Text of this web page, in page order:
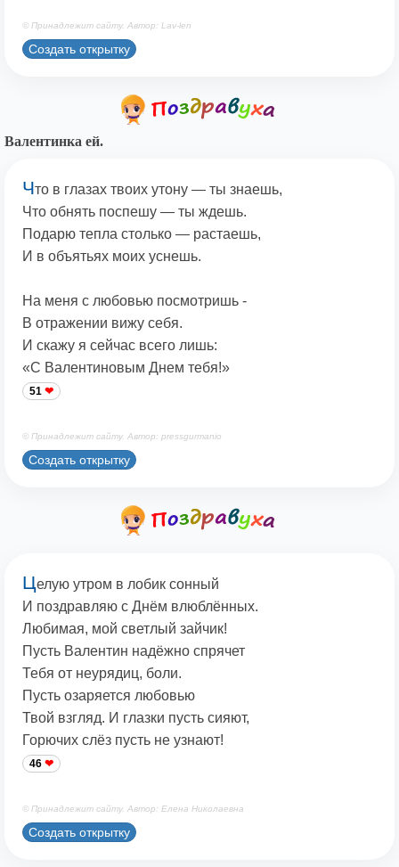
© Принадлежит сайту. Автор: Lav-len
Создать открытку
Валентинка ей.
Что в глазах твоих утону — ты знаешь,
Что обнять поспешу — ты ждешь.
Подарю тепла столько — растаешь,
И в объятьях моих уснешь.
На меня с любовью посмотришь -
В отражении вижу себя.
И скажу я сейчас всего лишь:
«С Валентиновым Днем тебя!»
51
© Принадлежит сайту. Автор: pressgurmanio
Создать открытку
Целую утром в лобик сонный
И поздравляю с Днём влюблённых.
Любимая, мой светлый зайчик!
Пусть Валентин надёжно спрячет
Тебя от неурядиц, боли.
Пусть озаряется любовью
Твой взгляд. И глазки пусть сияют,
Горючих слёз пусть не узнают!
46
© Принадлежит сайту. Автор: Елена Николаевна
Создать открытку